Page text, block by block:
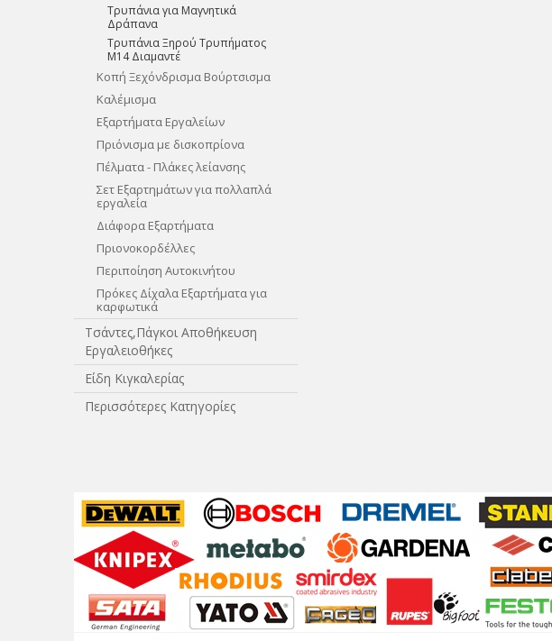
Τρυπάνια για Μαγνητικά
Δράπανα
Tρυπάνια Ξηρού Τρυπήματος
M14 Διαμαντέ
Κοπή Ξεχόνδρισμα Βούρτσισμα
Καλέμισμα
Εξαρτήματα Εργαλείων
Πριόνισμα με δισκοπρίονα
Πέλματα - Πλάκες λείανσης
Σετ Εξαρτημάτων για πολλαπλά
εργαλεία
Διάφορα Εξαρτήματα
Πριονοκορδέλλες
Περιποίηση Αυτοκινήτου
Πρόκες Δίχαλα Εξαρτήματα για
καρφωτικά
Τσάντες,Πάγκοι Αποθήκευση
Εργαλειοθήκες
Είδη Κιγκαλερίας
Περισσότερες Κατηγορίες